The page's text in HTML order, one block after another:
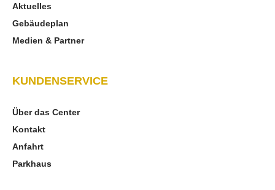
Aktuelles
Gebäudeplan
Medien & Partner
KUNDENSERVICE
Über das Center
Kontakt
Anfahrt
Parkhaus